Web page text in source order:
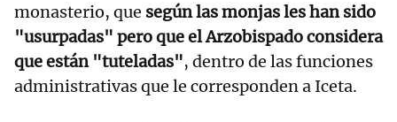
monasterio, que según las monjas les han sido
"usurpadas" pero que el Arzobispado considera
que están "tuteladas", dentro de las funciones
administrativas que le corresponden a Iceta.